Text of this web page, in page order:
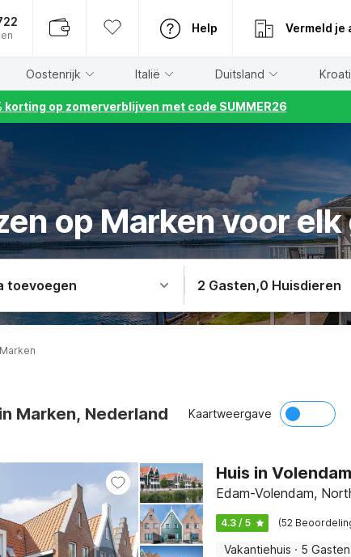
Help Vermeld je
Oostenrijk Italië Duitsland
korting op zomerverblijven met code SUMMER26
op Marken voor
toevoegen 2 Gasten,0 Huisdieren
Marken, Nederland Kaartweergave
Huis in
Edam-Volendam,
4.3 / 5 (52
Vakantiehuis · 5 Gasten